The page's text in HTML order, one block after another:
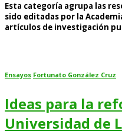
Esta categoría agrupa las
sido editadas por la
artículos de investigación
Ensayos Fortunato González Cruz
Ideas para la
Universidad de